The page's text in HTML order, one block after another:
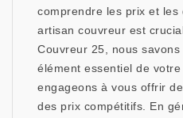
comprendre les prix et les
artisan couvreur est
Couvreur 25, nous
élément essentiel de
engageons à vous offrir
des prix compétitifs. En